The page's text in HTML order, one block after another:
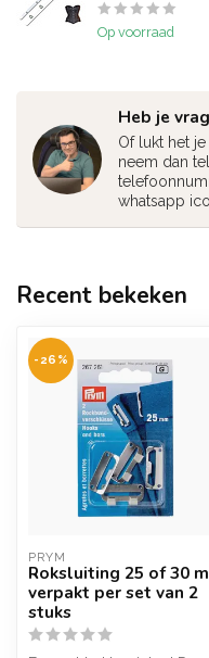
Op voorraad
Heb je
Of lukt het
neem dan
whatsapp
Recent bekeken
-26%
PRYM
Roksluiting 25 of 30
verpakt per set van 2
stuks